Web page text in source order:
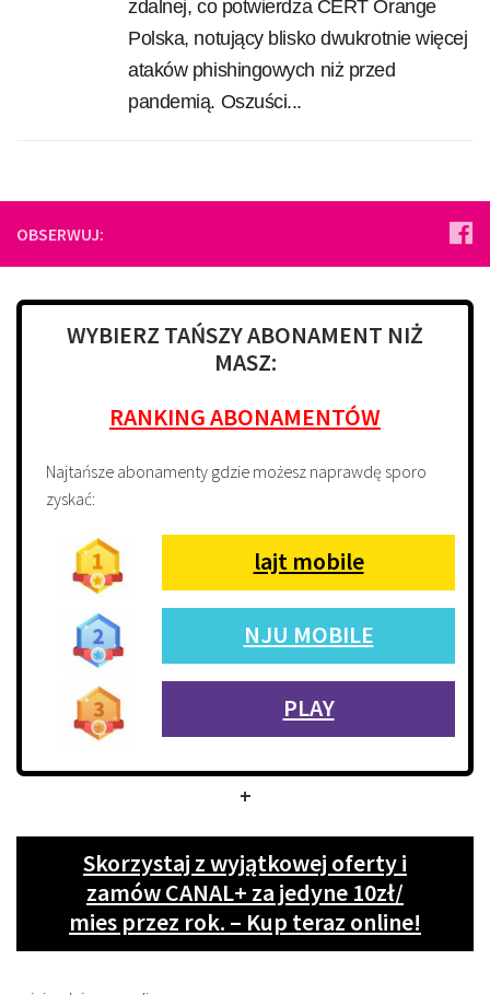
zdalnej, co potwierdza CERT Orange
Polska, notujący blisko dwukrotnie więcej
ataków phishingowych niż przed
pandemią. Oszuści...
OBSERWUJ:
WYBIERZ TAŃSZY ABONAMENT NIŻ
MASZ:
RANKING ABONAMENTÓW
Najtańsze abonamenty gdzie możesz naprawdę sporo
zyskać:
lajt mobile
NJU MOBILE
PLAY
+
Skorzystaj z wyjątkowej oferty i
zamów CANAL+ za jedyne 10zł/
mies przez rok. – Kup teraz online!